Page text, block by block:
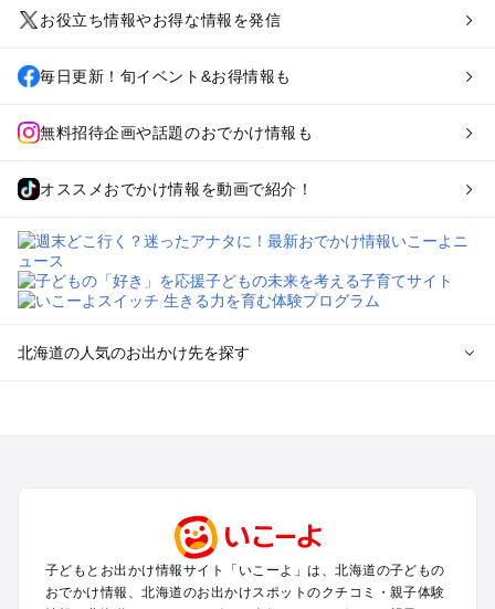
お役立ち情報やお得な情報を発信
毎日更新！旬イベント&お得情報も
無料招待企画や話題のおでかけ情報も
オススメおでかけ情報を動画で紹介！
北海道の人気のお出かけ先を探す
函館・湯の川温泉・大沼・松前のプールお出かけ
帯広・十勝・サホロ・狩勝高原のプールお出かけ
千歳・石狩・空知・美唄のプールお出かけ
子どもとお出かけ情報サイト「いこーよ」は、北海道の子どもの
おでかけ情報、北海道のお出かけスポットのクチコミ・親子体験